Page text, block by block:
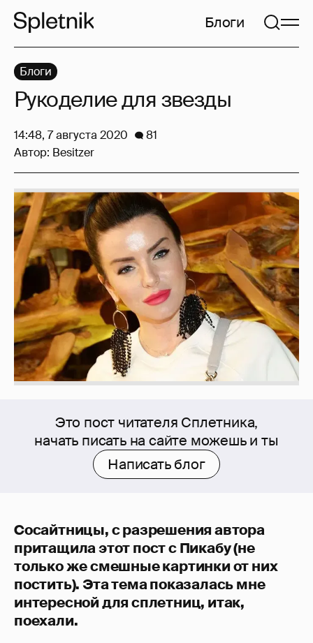
Блоги
Это пост читателя Сплетника,
начать писать на сайте можешь и ты
Написать блог
Сосайтницы, с разрешения автора
притащила этот пост с Пикабу (не
только же смешные картинки от них
постить). Эта тема показалась мне
интересной для сплетниц, итак,
поехали.
Блоги
Рукоделие для звезды
14:48, 7 августа 2020
81
Автор: Besitzer